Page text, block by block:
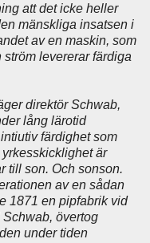
att det icke heller
mänskliga insatsen i
av en maskin, som
levererar färdiga
direktör Schwab,
lång lärotid
färdighet som
är
till son. Och sonson.
av en sådan
1871 en pipfabrik vid
övertog
under tiden